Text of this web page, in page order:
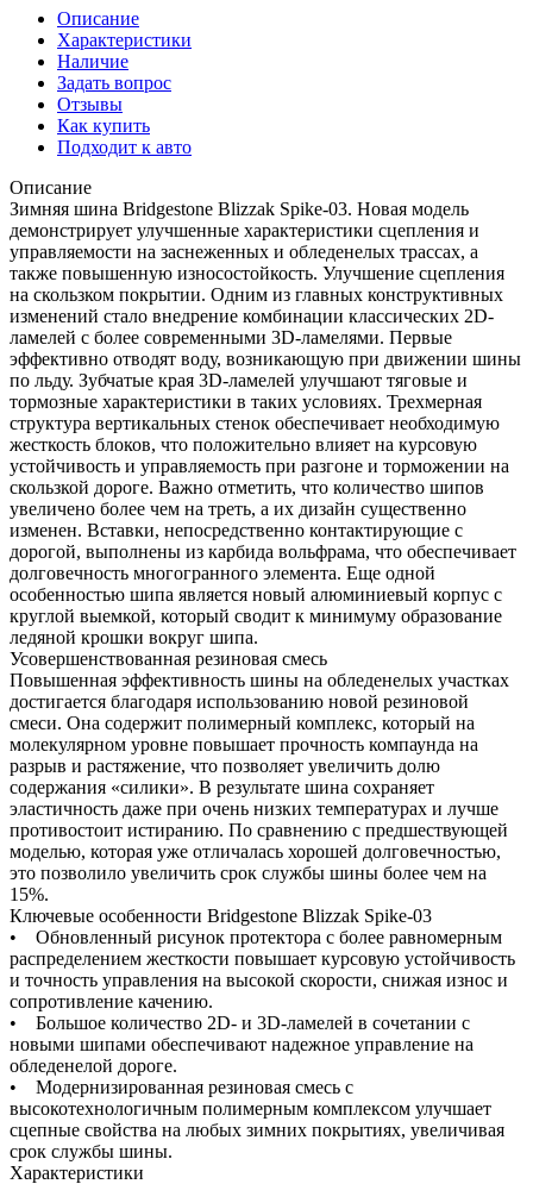
Описание
Характеристики
Наличие
Задать вопрос
Отзывы
Как купить
Подходит к авто
Описание
Зимняя шина Bridgestone Blizzak Spike-03. Новая модель
демонстрирует улучшенные характеристики сцепления и
управляемости на заснеженных и обледенелых трассах, а
также повышенную износостойкость. Улучшение сцепления
на скользком покрытии. Одним из главных конструктивных
изменений стало внедрение комбинации классических 2D-
ламелей с более современными 3D-ламелями. Первые
эффективно отводят воду, возникающую при движении шины
по льду. Зубчатые края 3D-ламелей улучшают тяговые и
тормозные характеристики в таких условиях. Трехмерная
структура вертикальных стенок обеспечивает необходимую
жесткость блоков, что положительно влияет на курсовую
устойчивость и управляемость при разгоне и торможении на
скользкой дороге. Важно отметить, что количество шипов
увеличено более чем на треть, а их дизайн существенно
изменен. Вставки, непосредственно контактирующие с
дорогой, выполнены из карбида вольфрама, что обеспечивает
долговечность многогранного элемента. Еще одной
особенностью шипа является новый алюминиевый корпус с
круглой выемкой, который сводит к минимуму образование
ледяной крошки вокруг шипа.
Усовершенствованная резиновая смесь
Повышенная эффективность шины на обледенелых участках
достигается благодаря использованию новой резиновой
смеси. Она содержит полимерный комплекс, который на
молекулярном уровне повышает прочность компаунда на
разрыв и растяжение, что позволяет увеличить долю
содержания «силики». В результате шина сохраняет
эластичность даже при очень низких температурах и лучше
противостоит истиранию. По сравнению с предшествующей
моделью, которая уже отличалась хорошей долговечностью,
это позволило увеличить срок службы шины более чем на
15%.
Ключевые особенности Bridgestone Blizzak Spike-03
• Обновленный рисунок протектора с более равномерным
распределением жесткости повышает курсовую устойчивость
и точность управления на высокой скорости, снижая износ и
сопротивление качению.
• Большое количество 2D- и 3D-ламелей в сочетании с
новыми шипами обеспечивают надежное управление на
обледенелой дороге.
• Модернизированная резиновая смесь с
высокотехнологичным полимерным комплексом улучшает
сцепные свойства на любых зимних покрытиях, увеличивая
срок службы шины.
Характеристики